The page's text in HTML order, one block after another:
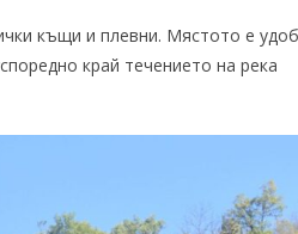
къщи и плевни. Мястото е
край течението на река